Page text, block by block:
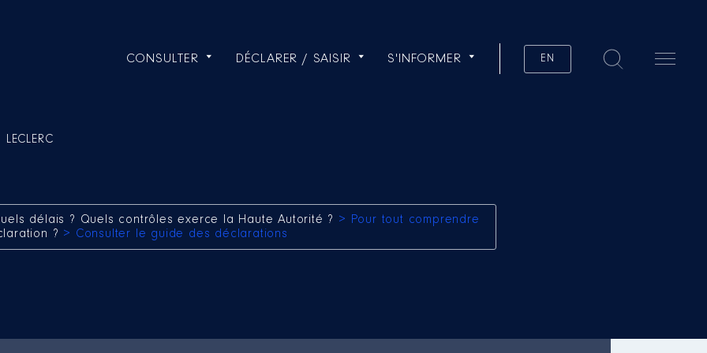
CONSULTER DÉCLARER / SAISIR S'INFORMER EN
délais ? Quels contrôles exerce la Haute Autorité ? > Pour tout comprendre
? > Consulter le guide des déclarations